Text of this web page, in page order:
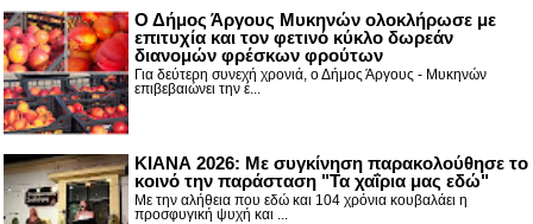
Ο Δήμος Άργους Μυκηνών ολοκλήρωσε με
επιτυχία και τον φετινό κύκλο δωρεάν
διανομών φρέσκων φρούτων
Για δεύτερη συνεχή χρονιά, ο Δήμος Άργους - Μυκηνών
επιβεβαιώνει την έ...
ΚΙΑΝΑ 2026: Με συγκίνηση παρακολούθησε το
κοινό την παράσταση "Τα χαΐρια μας εδώ"
Με την αλήθεια που εδώ και 104 χρόνια κουβαλάει η
προσφυγική ψυχή και ...